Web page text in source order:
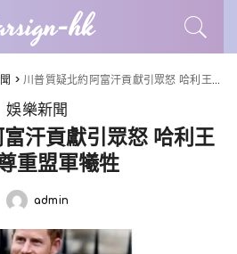
hk
>川普質疑北約阿富汗貢獻引眾怒 哈利王子籲尊重盟軍犧牲
娛樂新聞
汗貢獻引眾怒 哈利王
重盟軍犧牲
Posted
admin